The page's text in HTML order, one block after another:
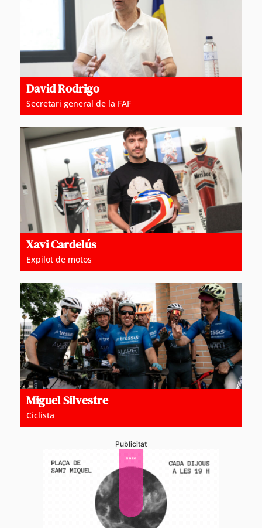
David Rodrigo
Secretari general de la FAF
Xavi Cardelús
Expilot de motos
Miguel Silvestre
Ciclista
Publicitat